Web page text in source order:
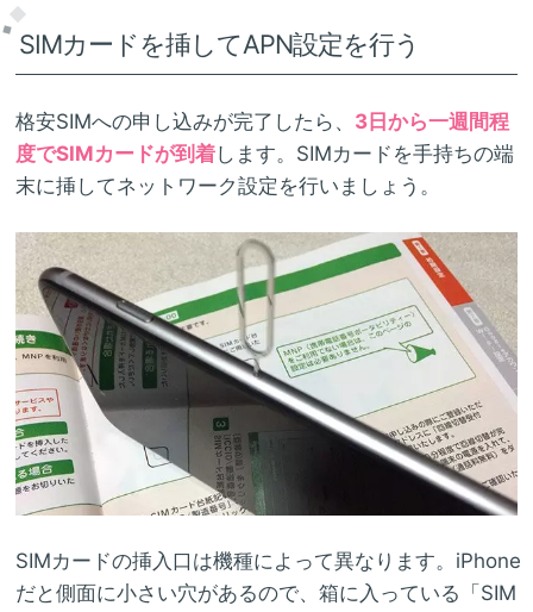
SIMカードを挿してAPN設定を行う
格安SIMへの申し込みが完了したら、 3日から一週間程
度でSIMカードが到着します。SIMカードを手持ちの端
末に挿してネットワーク設定を行いましょう。
SIMカードの挿入口は機種によって異なります。iPhone
だと側面に小さい穴があるので、箱に入っている「SIM